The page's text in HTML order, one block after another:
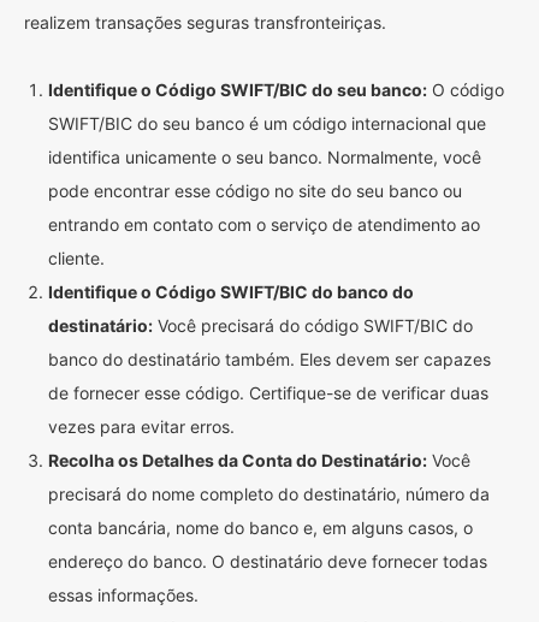
realizem transações seguras transfronteiriças.
Identifique o Código SWIFT/BIC do seu banco: O código
SWIFT/BIC do seu banco é um código internacional que
identifica unicamente o seu banco. Normalmente, você
pode encontrar esse código no site do seu banco ou
entrando em contato com o serviço de atendimento ao
cliente.
Identifique o Código SWIFT/BIC do banco do
destinatário: Você precisará do código SWIFT/BIC do
banco do destinatário também. Eles devem ser capazes
de fornecer esse código. Certifique-se de verificar duas
vezes para evitar erros.
Recolha os Detalhes da Conta do Destinatário: Você
precisará do nome completo do destinatário, número da
conta bancária, nome do banco e, em alguns casos, o
endereço do banco. O destinatário deve fornecer todas
essas informações.